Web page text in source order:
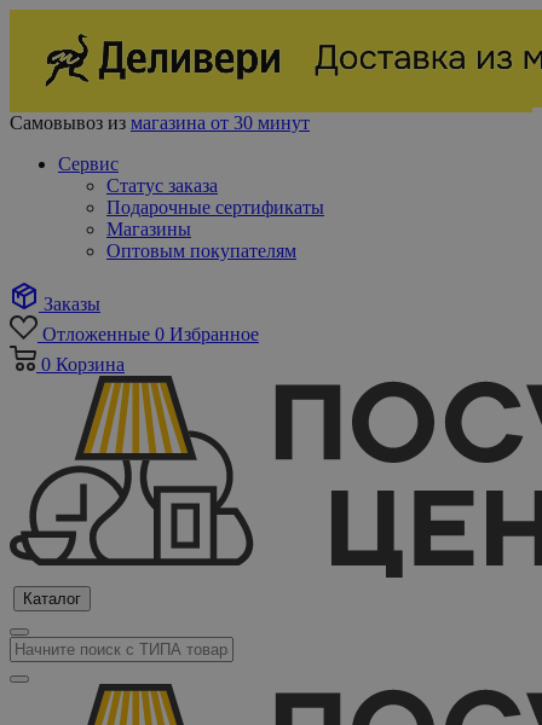
Самовывоз из магазина от 30 минут
Сервис
Статус заказа
Подарочные сертификаты
Магазины
Оптовым покупателям
Заказы
Отложенные 0 Избранное
0 Корзина
Каталог